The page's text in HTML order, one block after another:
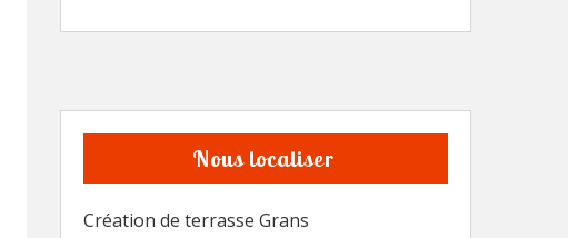
Nous localiser
Création de terrasse Grans